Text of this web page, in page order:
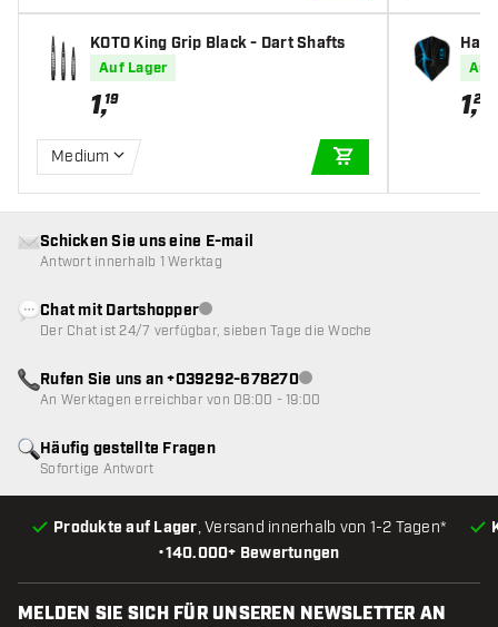
KOTO King Grip Black - Dart Shafts
Auf Lager
1,19
Medium
Auf
1,20
•140.000+ Bewertungen
Produkte auf Lager, Versand innerhalb von 1-2 Tagen*
Häufig gestellte Fragen
Sofortige Antwort
Schicken Sie uns eine E-mail
Antwort innerhalb 1 Werktag
Chat mit DartshopperKundenservice nicht verfügbar
Der Chat ist 24/7 verfügbar, sieben Tage die Woche
Rufen Sie uns an +039292-678270Kundenservice nicht
An Werktagen erreichbar von 08:00 - 19:00
MELDEN SIE SICH FÜR UNSEREN NEWSLETTER AN